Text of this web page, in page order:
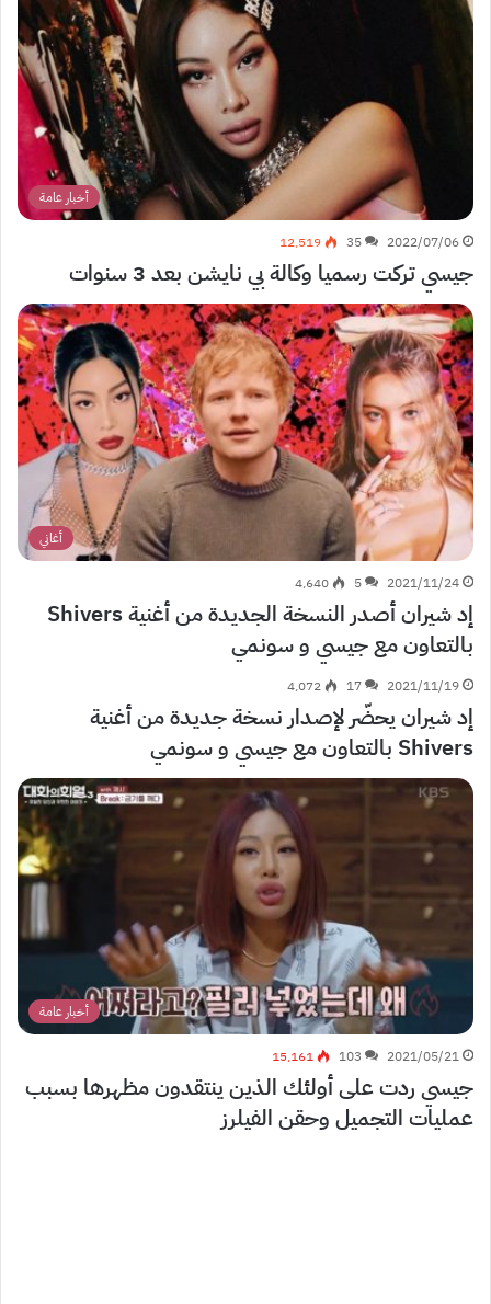
أخبار عامة
2022/07/06
35 12٬519
جيسي تركت رسميا وكالة بي نايشن بعد 3 سنوات
أغاني
2021/11/24
5 4٬640
إد شيران أصدر النسخة الجديدة من أغنية Shivers
بالتعاون مع جيسي و سونمي
2021/11/19
17 4٬072
إد شيران يحضّر لإصدار نسخة جديدة من أغنية
Shivers بالتعاون مع جيسي و سونمي
أخبار عامة
2021/05/21
103 15٬161
جيسي ردت على أولئك الذين ينتقدون مظهرها بسبب
عمليات التجميل وحقن الفيلرز